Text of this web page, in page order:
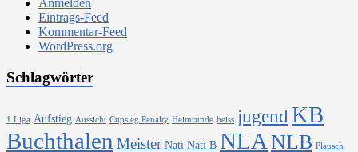
Anmelden
Eintrags-Feed
Kommentar-Feed
WordPress.org
Schlagwörter
1.Liga Aufstieg Aussicht Cupsieg Penalty Heimrunde heiss jugend KB
Buchthalen Meister Nati Nati B NLA NLB Plausch